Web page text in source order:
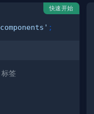
快速开始
;
签